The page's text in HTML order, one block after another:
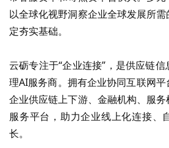
以全球化视野洞察企业全球发展所
定夯实基础。
云砺专注于“企业连接” ，是供应链
理AI服务商。拥有企业协同互联网平
企业供应链上下游、金融机构、服
服务平台，助力企业线上化连接、
长。